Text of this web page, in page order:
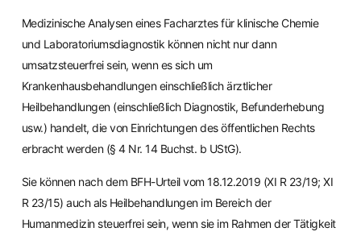
Medizinische Analysen eines Facharztes für klinische Chemie
und Laboratoriumsdiagnostik können nicht nur dann
umsatzsteuerfrei sein, wenn es sich um
Krankenhausbehandlungen einschließlich ärztlicher
Heilbehandlungen (einschließlich Diagnostik, Befunderhebung
usw.) handelt, die von Einrichtungen des öffentlichen Rechts
erbracht werden (§ 4 Nr. 14 Buchst. b UStG).
Sie können nach dem BFH-Urteil vom 18.12.2019 (XI R 23/19; XI
R 23/15) auch als Heilbehandlungen im Bereich der
Humanmedizin steuerfrei sein, wenn sie im Rahmen der Tätigkeit